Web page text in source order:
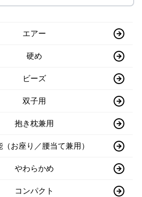
エアー
硬め
ビーズ
双子用
抱き枕兼用
（お座り／腰当て兼用）
やわらかめ
コンパクト